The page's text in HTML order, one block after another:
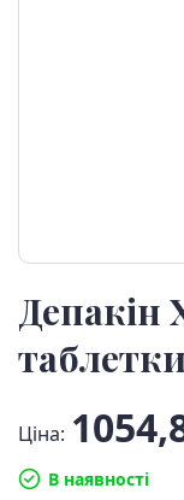
Депакін
Ціна:
В наявності